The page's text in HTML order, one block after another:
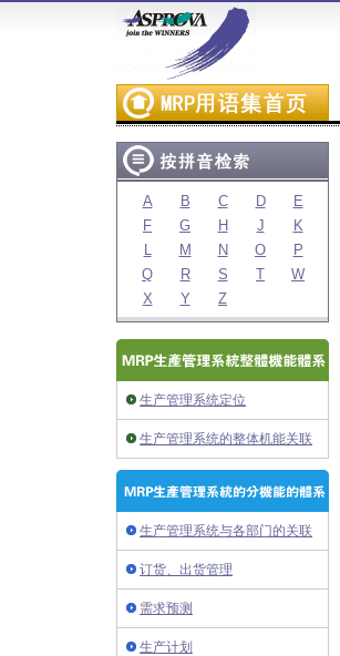
A B C D
E
F
G H J
K
L
M N O
P
Q
R S T
W
X
Y Z
生产管理系统定位
生产管理系统的整体机能关联
生产管理系统与各部门的关联
订货、出货管理
需求预测
生产计划